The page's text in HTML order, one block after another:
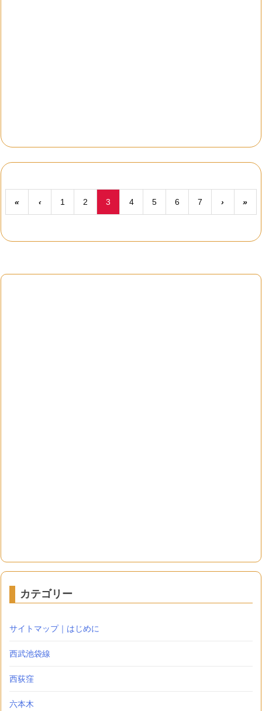
« ‹ 1 2 3 4 5 6 7 › »
カテゴリー
サイトマップ｜はじめに
西武池袋線
西荻窪
六本木